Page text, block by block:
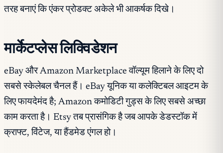
तरह बनाएं कि एंकर प्रोडक्ट अकेले भी आकर्षक दिखे।
मार्केटप्लेस लिक्विडेशन
eBay और Amazon Marketplace वॉल्यूम हिलाने के लिए दो
सबसे स्केलेबल चैनल हैं। eBay यूनिक या कलेक्टिबल आइटम के
लिए फायदेमंद है; Amazon कमोडिटी गुड्स के लिए सबसे अच्छा
काम करता है। Etsy तब प्रासंगिक है जब आपके डेडस्टॉक में
क्राफ्ट, विंटेज, या हैंडमेड एंगल हो।